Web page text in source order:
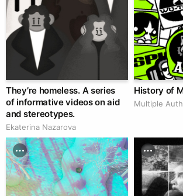
They’re homeless. A series
of informative videos on aid
and stereotypes.
Ekaterina Nazarova
History of
Multiple